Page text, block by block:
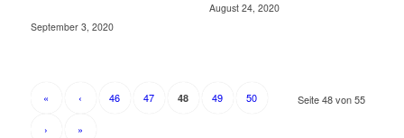
September 3, 2020
August 24, 2020
Seite 48 von 55
« ‹ 46 47 48 49 50
› »